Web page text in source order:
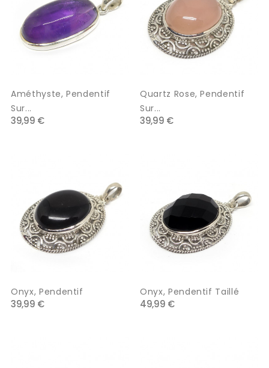
Améthyste, Pendentif
Sur...
39,99 €
Quartz Rose, Pendentif
Sur...
39,99 €
Onyx, Pendentif
39,99 €
Onyx, Pendentif Taillé
49,99 €